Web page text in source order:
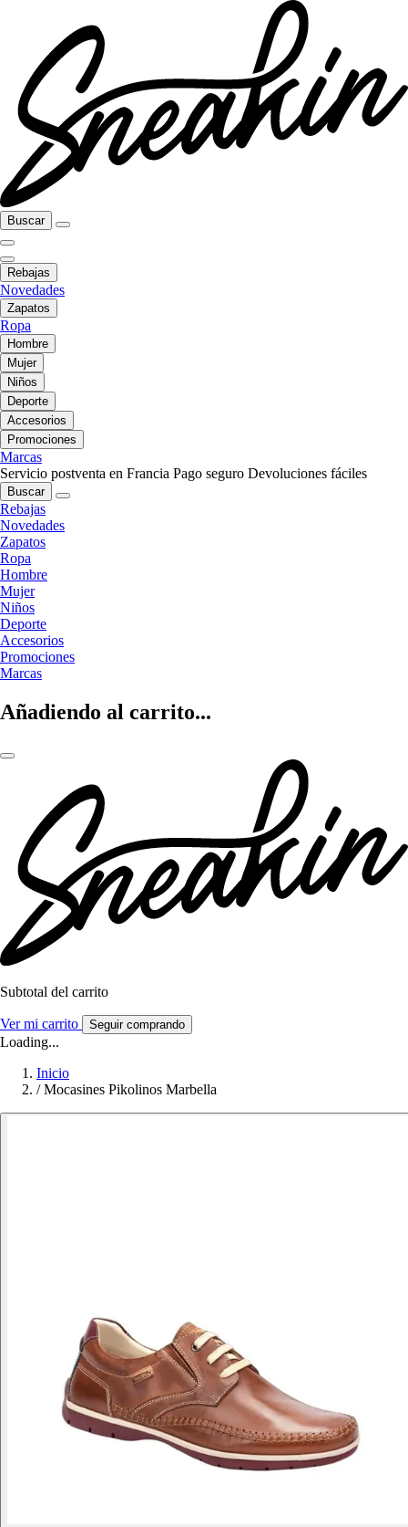
Buscar
Rebajas
Novedades
Zapatos
Ropa
Hombre
Mujer
Niños
Deporte
Accesorios
Promociones
Marcas
Servicio postventa en Francia Pago seguro Devoluciones fáciles
Buscar
Rebajas
Novedades
Zapatos
Ropa
Hombre
Mujer
Niños
Deporte
Accesorios
Promociones
Marcas
Añadiendo al carrito...
Subtotal del carrito
Ver mi carrito Seguir comprando
Loading...
Inicio
/ Mocasines Pikolinos Marbella